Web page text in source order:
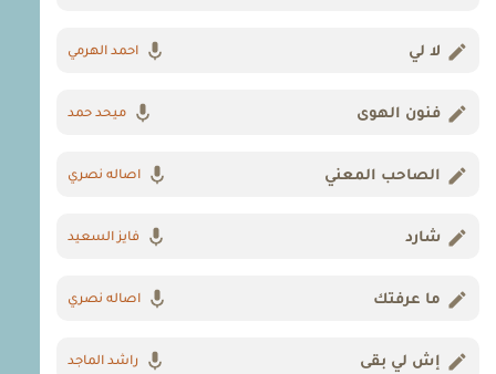
لا لي احمد الهرمي
فنون الهوى ميحد حمد
الصاحب المعني اصاله نصري
شارد فايز السعيد
ما عرفتك اصاله نصري
إش لي بقى راشد الماجد